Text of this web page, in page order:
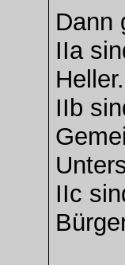
Dann
IIa
Heller.
IIb
IIc